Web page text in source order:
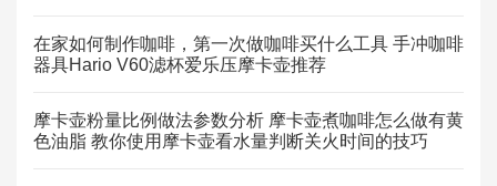
在家如何制作咖啡，第一次做咖啡买什么工具 手冲咖啡
器具Hario V60滤杯爱乐压摩卡壶推荐
摩卡壶粉量比例做法参数分析 摩卡壶煮咖啡怎么做有黄
色油脂 教你使用摩卡壶看水量判断关火时间的技巧